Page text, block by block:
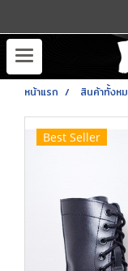
หน้าแรก สินค้าทั้งห
Best Seller